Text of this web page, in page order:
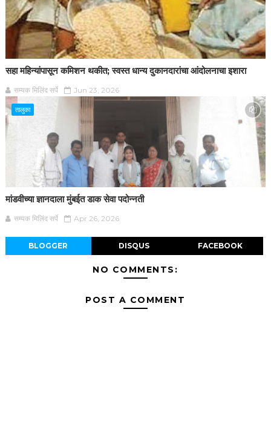
सहा महिन्यांपासून कमिशन थकीत; स्वस्त धान्य दुकानदारांचा आंदोलनाचा इशारा
सम्यक मिलिंद सर्पे Jun 23, 2026
तालुका
मांडवीच्या ज्ञानदाला मुंबईत डाक सेवा पदोन्नती
सम्यक मिलिंद सर्पे Apr 26, 2026
BLOGGER DISQUS FACEBOOK
NO COMMENTS:
POST A COMMENT